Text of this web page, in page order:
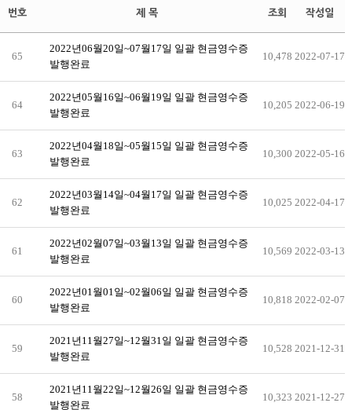
번호 제 목 조회 작성일
65
2022년06월20일~07월17일 일괄 현금영수증
발행완료
10,478 2022-07-17
64
2022년05월16일~06월19일 일괄 현금영수증
발행완료
10,205 2022-06-19
63
2022년04월18일~05월15일 일괄 현금영수증
발행완료
10,300 2022-05-16
62
2022년03월14일~04월17일 일괄 현금영수증
발행완료
10,025 2022-04-17
61
2022년02월07일~03월13일 일괄 현금영수증
발행완료
10,569 2022-03-13
60
2022년01월01일~02월06일 일괄 현금영수증
발행완료
10,818 2022-02-07
59
2021년11월27일~12월31일 일괄 현금영수증
발행완료
10,528 2021-12-31
58
2021년11월22일~12월26일 일괄 현금영수증
발행완료
10,323 2021-12-27